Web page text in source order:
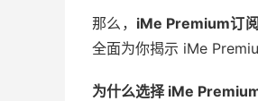
那么， iMe Premium订阅
全面为你揭示 iMe
为什么选择 iMe Premium